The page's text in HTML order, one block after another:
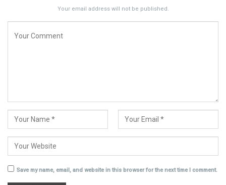
Your email address will not be published.
Save my name, email, and website in this browser for the next time I comment.